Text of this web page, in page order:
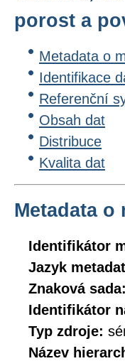
porost a
Metadata o
Identifikace
Referenční
Obsah dat
Distribuce
Kvalita dat
Metadata o
Identifikátor
Jazyk
Znaková sada:
Identifikátor
Typ zdroje:
Název